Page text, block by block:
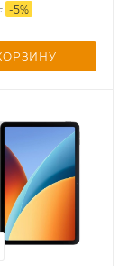
-5%
25